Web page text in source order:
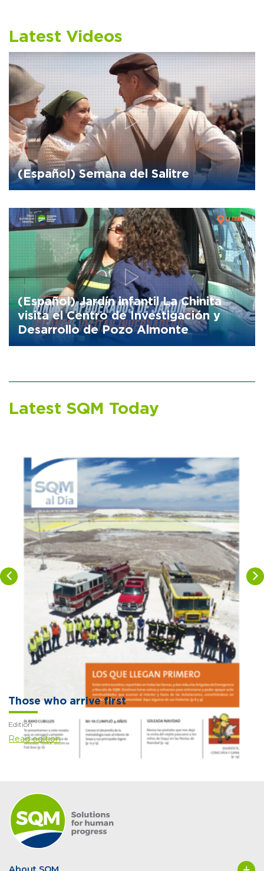
Latest Videos
(Español) Semana del Salitre
(Español) Jardín infantil La Chinita
visita el Centro de Investigación y
Desarrollo de Pozo Almonte
Latest SQM Today
Those who arrive first
Edition
Read edition